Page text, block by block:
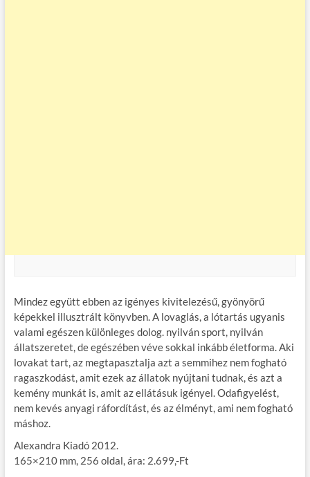
Mindez együtt ebben az igényes kivitelezésű, gyönyörű
képekkel illusztrált könyvben. A lovaglás, a lótartás ugyanis
valami egészen különleges dolog. nyilván sport, nyilván
állatszeretet, de egészében véve sokkal inkább életforma. Aki
lovakat tart, az megtapasztalja azt a semmihez nem fogható
ragaszkodást, amit ezek az állatok nyújtani tudnak, és azt a
kemény munkát is, amit az ellátásuk igényel. Odafigyelést,
nem kevés anyagi ráfordítást, és az élményt, ami nem fogható
máshoz.
Alexandra Kiadó 2012.
165×210 mm, 256 oldal, ára: 2.699,-Ft